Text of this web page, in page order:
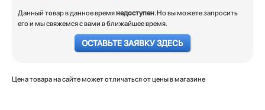
Данный товар в данное времянедоступен. Но вы можете запросить
его и мы свяжемся с вами в ближайшее время.
ОСТАВЬТЕ ЗАЯВКУ ЗДЕСЬ
Цена товара на сайте может отличаться от цены в магазине